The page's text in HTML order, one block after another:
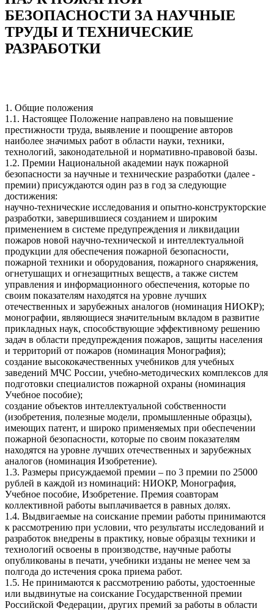
БЕЗОПАСНОСТИ ЗА НАУЧНЫЕ
ТРУДЫ И ТЕХНИЧЕСКИЕ
РАЗРАБОТКИ
1. Общие положения
1.1. Настоящее Положение направлено на повышение
престижности труда, выявление и поощрение авторов
наиболее значимых работ в области науки, техники,
технологий, законодательной и нормативно-правовой базы.
1.2. Премии Национальной академии наук пожарной
безопасности за научные и технические разработки (далее -
премии) присуждаются один раз в год за следующие
достижения:
научно-технические исследования и опытно-конструкторские
разработки, завершившиеся созданием и широким
применением в системе предупреждения и ликвидации
пожаров новой научно-технической и интеллектуальной
продукции для обеспечения пожарной безопасности,
пожарной техники и оборудования, пожарного снаряжения,
огнетушащих и огнезащитных веществ, а также систем
управления и информационного обеспечения, которые по
своим показателям находятся на уровне лучших
отечественных и зарубежных аналогов (номинация НИОКР);
монографии, являющиеся значительным вкладом в развитие
прикладных наук, способствующие эффективному решению
задач в области предупреждения пожаров, защиты населения
и территорий от пожаров (номинация Монография);
создание высококачественных учебников для учебных
заведений МЧС России, учебно-методических комплексов для
подготовки специалистов пожарной охраны (номинация
Учебное пособие);
создание объектов интеллектуальной собственности
(изобретения, полезные модели, промышленные образцы),
имеющих патент, и широко применяемых при обеспечении
пожарной безопасности, которые по своим показателям
находятся на уровне лучших отечественных и зарубежных
аналогов (номинация Изобретение).
1.3. Размеры присуждаемой премии – по 3 премии по 25000
рублей в каждой из номинаций: НИОКР, Монография,
Учебное пособие, Изобретение. Премия соавторам
коллективной работы выплачивается в равных долях.
1.4. Выдвигаемые на соискание премии работы принимаются
к рассмотрению при условии, что результаты исследований и
разработок внедрены в практику, новые образцы техники и
технологий освоены в производстве, научные работы
опубликованы в печати, учебники изданы не менее чем за
полгода до истечения срока приема работ.
1.5. Не принимаются к рассмотрению работы, удостоенные
или выдвинутые на соискание Государственной премии
Российской Федерации, других премий за работы в области